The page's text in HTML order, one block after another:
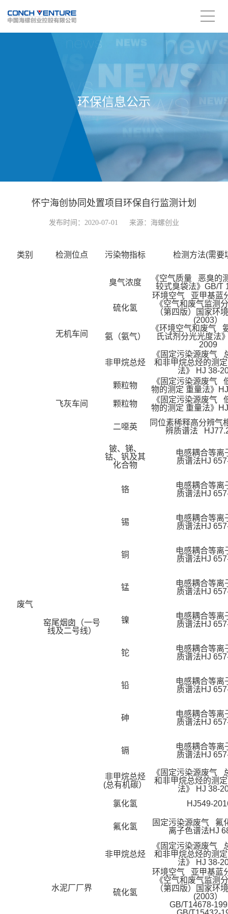
环保信息公示
怀宁海创协同处置项目环保自行监测计划
发布时间：2020-07-01 来源：海螺创业
类别 检测位点 污染物指标 检测方法(需要
废气
无机车间
臭气浓度
《空气质量 恶臭的
较式臭袋法》GB/T
硫化氢
环境空气 亚甲基蓝
《空气和废气监测
（第四版）国家环
(2003）
氨（氨气）
《环境空气和废气
氏试剂分光光度法
2009
非甲烷总烃
《固定污染源废气
和非甲烷总烃的测
法》 HJ 38-
颗粒物
《固定污染源废气
物的测定 重量法》
飞灰车间
颗粒物
《固定污染源废气
物的测定 重量法》
窑尾烟囱（一号
线及二号线）
二噁英
同位素稀释高分辨气
辨质谱法
铍、锑、
钴、钒及其
化合物
电感耦合等离
质谱法HJ
铬
电感耦合等离
质谱法HJ
锡
电感耦合等离
质谱法HJ
铜
电感耦合等离
质谱法HJ
锰
电感耦合等离
质谱法HJ
镍
电感耦合等离
质谱法HJ
铊
电感耦合等离
质谱法HJ
铅
电感耦合等离
质谱法HJ
砷
电感耦合等离
质谱法HJ
镉
电感耦合等离
质谱法HJ
非甲烷总烃
(总有机碳）
《固定污染源废气
和非甲烷总烃的测
法》 HJ 38-
氯化氢
HJ549-
氟化氢
固定污染源废气 氟
离子色谱法HJ
水泥厂厂界
非甲烷总烃
《固定污染源废气
和非甲烷总烃的测
法》 HJ 38-
硫化氢
环境空气 亚甲基蓝
《空气和废气监测
（第四版）国家环
(2003）
GB/